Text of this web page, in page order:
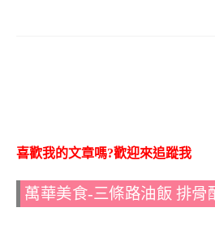
喜歡我的文章嗎?歡迎來追蹤我
萬華美食-三條路油飯 排骨